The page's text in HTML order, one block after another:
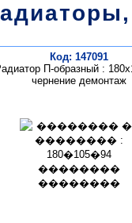
Код: 147091
П-образный :
чернение демонтаж